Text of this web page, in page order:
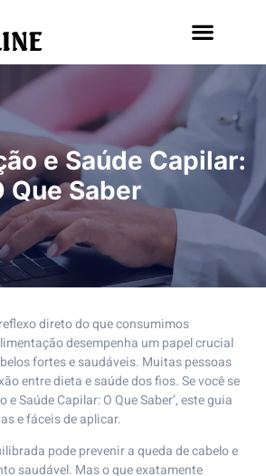
e Saúde Capilar:
Que Saber
direto do que consumimos
desempenha um papel crucial
fortes e saudáveis. Muitas pessoas
entre dieta e saúde dos fios. Se você se
e Saúde Capilar: O Que Saber’, este guia
e fáceis de aplicar.
pode prevenir a queda de cabelo e
saudável. Mas o que exatamente